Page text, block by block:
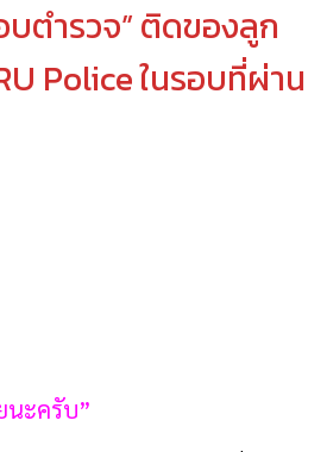
บตำรวจ” ติดของลูก
Police ในรอบที่ผ่าน
นะครับ”